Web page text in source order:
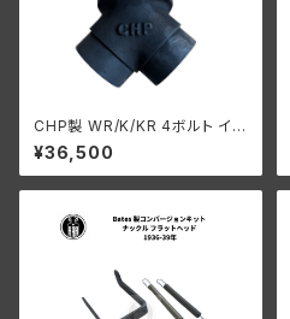
CHP製 WR/K/KR 4ボルト イン
テ ークマニホールド
¥36,500